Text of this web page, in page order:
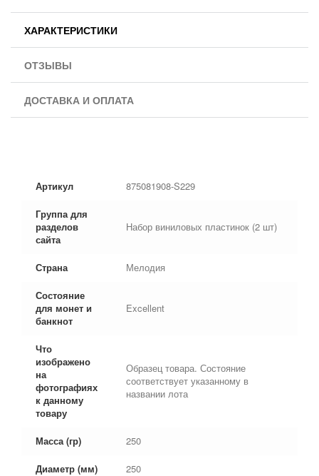
ХАРАКТЕРИСТИКИ
ОТЗЫВЫ
ДОСТАВКА И ОПЛАТА
Артикул 875081908-S229
Группа для
разделов
сайта
Набор виниловых пластинок (2 шт)
Страна Мелодия
Состояние
для монет и
банкнот
Excellent
Что
изображено
на
фотографиях
к данному
товару
Образец товара. Состояние
соответствует указанному в
названии лота
Масса (гр) 250
Диаметр (мм) 250